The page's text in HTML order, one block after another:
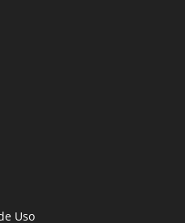
Uso